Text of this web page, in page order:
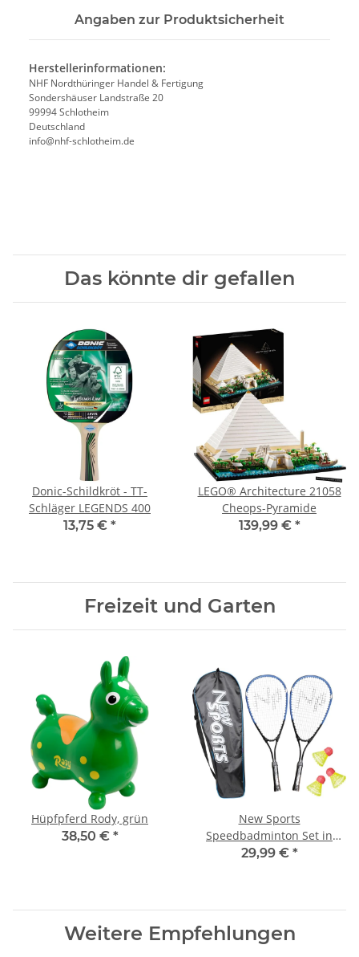
Angaben zur Produktsicherheit
Herstellerinformationen:
NHF Nordthüringer Handel & Fertigung
Sondershäuser Landstraße 20
99994 Schlotheim
Deutschland
info@nhf-schlotheim.de
Das könnte dir gefallen
Donic-Schildkröt - TT-
Schläger LEGENDS 400
13,75 € *
LEGO® Architecture 21058
Cheops-Pyramide
139,99 € *
Freizeit und Garten
Hüpfpferd Rody, grün
38,50 € *
New Sports
Speedbadminton Set in
Tasche
29,99 € *
Weitere Empfehlungen